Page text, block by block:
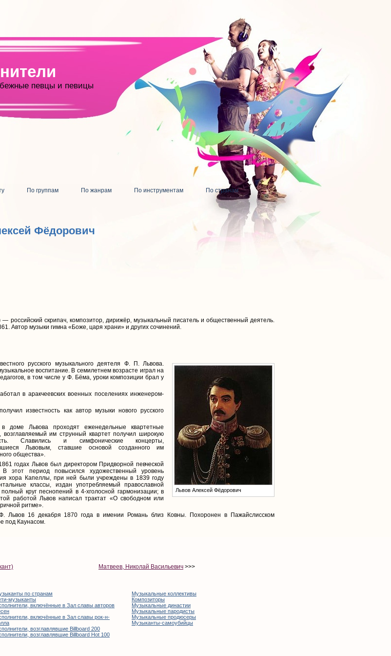
певцы и певицы
По группам По жанрам По инструментам
По странам
Фёдорович
российский скрипач, композитор, дирижёр, музыкальный писатель и общественный деятель.
Автор музыки гимна «Боже, царя храни» и других сочинений.
Львов Алексей Фёдорович
русского музыкального деятеля Ф. П. Львова.
воспитание. В семилетнем возрасте играл на
в том числе у Ф. Бёма, уроки композиции брал у
в аракчеевских военных поселениях инженером-
известность как автор музыки нового русского
доме Львова проходят еженедельные квартетные
возглавляемый им струнный квартет получил широкую
Славились и симфонические концерты,
Львовым, ставшие основой созданного им
общества».
годах Львов был директором Придворной певческой
В этот период повысился художественный уровень
хора Капеллы, при ней были учреждены в 1839 году
классы, издан употребляемый православной
круг песнопений в 4-хголосной гармонизации; в
работой Львов написал трактат «О свободном или
ритме».
Львов 16 декабря 1870 года в имении Романь близ Ковны. Похоронен в Пажайслисском
под Каунасом.
Матвеев, Николай Васильевич >>>
по странам
музыканты
включённые в Зал славы авторов
включённые в Зал славы рок-н-
возглавлявшие Billboard 200
возглавлявшие Billboard Hot 100
Музыкальные коллективы
Композиторы
Музыкальные династии
Музыкальные пародисты
Музыкальные продюсеры
Музыканты-самоубийцы